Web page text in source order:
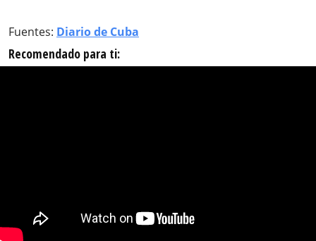
Fuentes: Diario de Cuba
Recomendado para ti: